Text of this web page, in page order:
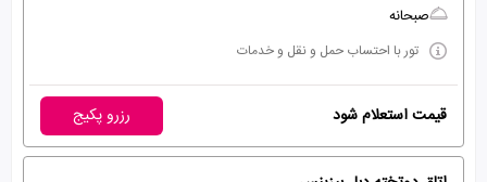
صبحانه
تور با احتساب حمل و نقل و خدمات
قیمت استعلام شود رزرو پکیج